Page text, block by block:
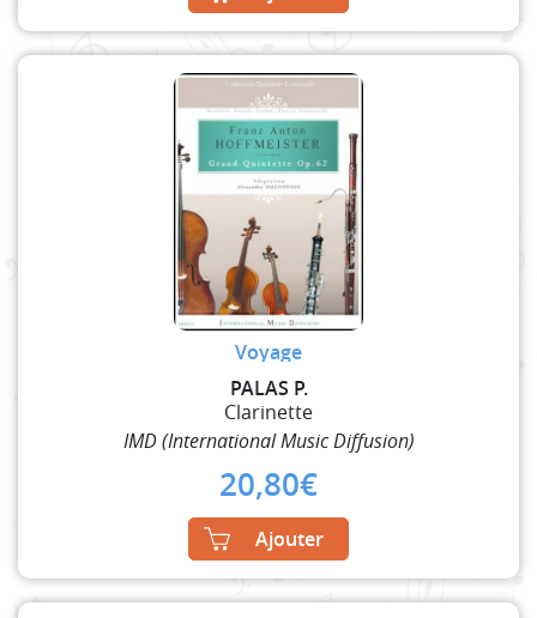
Voyage
PALAS P.
Clarinette
IMD (International Music Diffusion)
20,80€
Ajouter